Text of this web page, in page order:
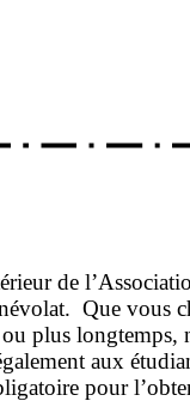
de
Que vous
plus longtemps,
aux
pour